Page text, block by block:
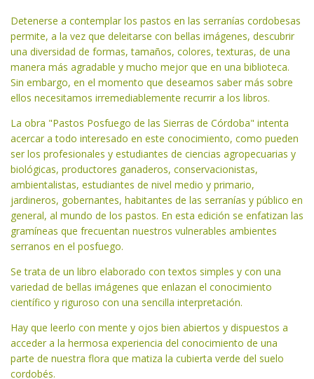
Detenerse a contemplar los pastos en las serranías cordobesas
permite, a la vez que deleitarse con bellas imágenes, descubrir
una diversidad de formas, tamaños, colores, texturas, de una
manera más agradable y mucho mejor que en una biblioteca.
Sin embargo, en el momento que deseamos saber más sobre
ellos necesitamos irremediablemente recurrir a los libros.
La obra "Pastos Posfuego de las Sierras de Córdoba" intenta
acercar a todo interesado en este conocimiento, como pueden
ser los profesionales y estudiantes de ciencias agropecuarias y
biológicas, productores ganaderos, conservacionistas,
ambientalistas, estudiantes de nivel medio y primario,
jardineros, gobernantes, habitantes de las serranías y público en
general, al mundo de los pastos. En esta edición se enfatizan las
gramíneas que frecuentan nuestros vulnerables ambientes
serranos en el posfuego.
Se trata de un libro elaborado con textos simples y con una
variedad de bellas imágenes que enlazan el conocimiento
científico y riguroso con una sencilla interpretación.
Hay que leerlo con mente y ojos bien abiertos y dispuestos a
acceder a la hermosa experiencia del conocimiento de una
parte de nuestra flora que matiza la cubierta verde del suelo
cordobés.